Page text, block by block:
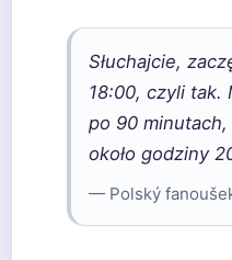
Słuchajcie,
18:00, czyli tak.
po 90
około godziny
— Polský